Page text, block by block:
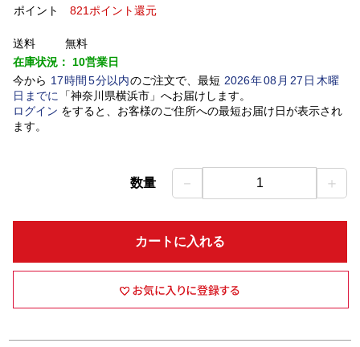
ポイント
821ポイント還元
送料
無料
在庫状況： 10営業日
今から 17時間 5分以内のご注文で、最短 2026年08 月 27 日木曜
日 までに 「神奈川県横浜市」 へお届けします。
ログイン をすると、お客様のご住所への最短お届け日が表示され
ます。
数量 － 1 ＋
カートに入れる